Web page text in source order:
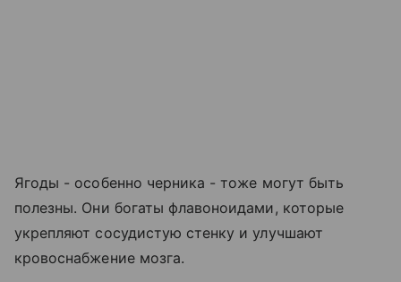
Ягоды - особенно черника - тоже могут быть
полезны. Они богаты флавоноидами, которые
укрепляют сосудистую стенку и улучшают
кровоснабжение мозга.